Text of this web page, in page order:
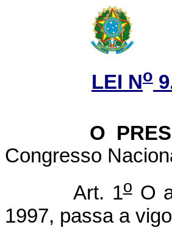
LEI No
O
Congresso
Art. 1oO
1997, passa a